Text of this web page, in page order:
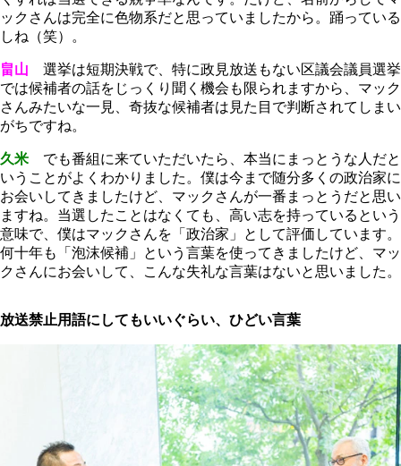
ックさんは完全に色物系だと思っていましたから。踊っている
しね（笑）。
畠山 選挙は短期決戦で、特に政見放送もない区議会議員選挙
では候補者の話をじっくり聞く機会も限られますから、マック
さんみたいな一見、奇抜な候補者は見た目で判断されてしまい
がちですね。
久米 でも番組に来ていただいたら、本当にまっとうな人だと
いうことがよくわかりました。僕は今まで随分多くの政治家に
お会いしてきましたけど、マックさんが一番まっとうだと思い
ますね。当選したことはなくても、高い志を持っているという
意味で、僕はマックさんを「政治家」として評価しています。
何十年も「泡沫候補」という言葉を使ってきましたけど、マッ
クさんにお会いして、こんな失礼な言葉はないと思いました。
放送禁止用語にしてもいいぐらい、ひどい言葉